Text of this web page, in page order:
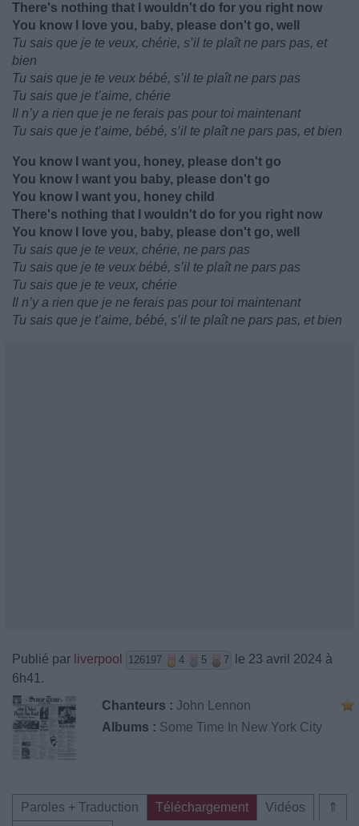
There's nothing that I wouldn't do for you right now
You know I love you, baby, please don't go, well
Tu sais que je te veux, chérie, s’il te plaît ne pars pas, et
bien
Tu sais que je te veux bébé, s’il te plaît ne pars pas
Tu sais que je t’aime, chérie
Il n’y a rien que je ne ferais pas pour toi maintenant
Tu sais que je t’aime, bébé, s’il te plaît ne pars pas, et bien
You know I want you, honey, please don't go
You know I want you baby, please don't go
You know I want you, honey child
There's nothing that I wouldn't do for you right now
You know I love you, baby, please don't go, well
Tu sais que je te veux, chérie, ne pars pas
Tu sais que je te veux bébé, s’il te plaît ne pars pas
Tu sais que je te veux, chérie
Il n’y a rien que je ne ferais pas pour toi maintenant
Tu sais que je t’aime, bébé, s’il te plaît ne pars pas, et bien
Publié par liverpool 126197 4 5 7
le 23 avril 2024 à
6h41.
Chanteurs : John Lennon
Albums : Some Time In New York City
⇑
Paroles + Traduction Téléchargement
Vidéos